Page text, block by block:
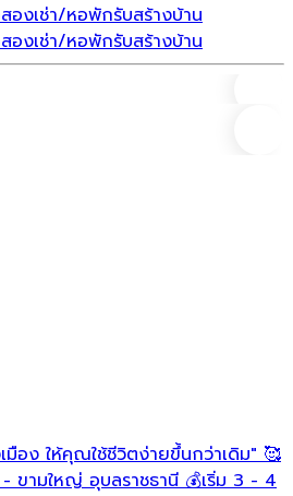
องเช่า/หอพักรับสร้างบ้าน
องเช่า/หอพักรับสร้างบ้าน
มือง ให้คุณใช้ชีวิตง่ายขึ้นกว่าเดิม" 🥰
ขามใหญ่ อุบลราชธานี 💰เริ่ม 3 - 4